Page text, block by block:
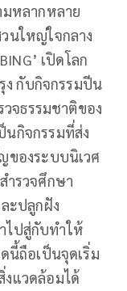
มหลากหลาย
นใหญ่ใจกลาง
เปิดโลก
ง กับกิจกรรมปีน
วจธรรมชาติของ
กิจกรรมที่ส่ง
ของระบบนิเวศ
ำรวจศึกษา
ะปลูกฝัง
ไปสู่กับทำให้
นี้ถือเป็นจุดเริ่ม
งแวดล้อมได้